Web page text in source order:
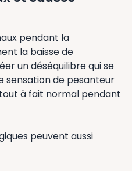
pendant la
la baisse de
un déséquilibre qui se
sensation de pesanteur
à fait normal pendant
peuvent aussi